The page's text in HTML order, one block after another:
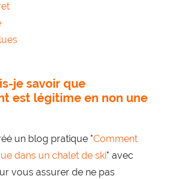
je savoir que
est légitime en non une
un blog pratique "Comment
dans un chalet de ski" avec
vous assurer de ne pas